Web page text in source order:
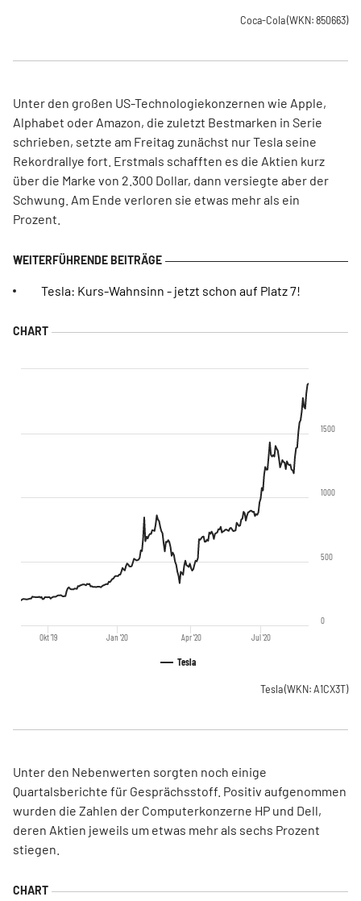
Coca-Cola(WKN: 850663)
Unter den großen US-Technologiekonzernen wie Apple,
Alphabet oder Amazon, die zuletzt Bestmarken in Serie
schrieben, setzte am Freitag zunächst nur Tesla seine
Rekordrallye fort. Erstmals schafften es die Aktien kurz
über die Marke von 2.300 Dollar, dann versiegte aber der
Schwung. Am Ende verloren sie etwas mehr als ein
Prozent.
Tesla: Kurs-Wahnsinn - jetzt schon auf Platz 7!
Tesla
Jan '20 Jul '20
Okt '19 Apr '20
0
500
1000
1500
Tesla(WKN: A1CX3T)
Unter den Nebenwerten sorgten noch einige
Quartalsberichte für Gesprächsstoff. Positiv aufgenommen
wurden die Zahlen der Computerkonzerne HP und Dell,
deren Aktien jeweils um etwas mehr als sechs Prozent
stiegen.